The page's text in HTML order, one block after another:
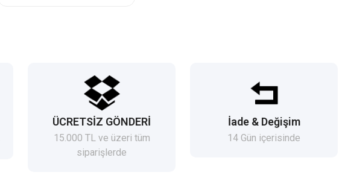
ÜCRETSİZ GÖNDERİ
15.000 TL ve üzeri tüm
siparişlerde
İade & Değişim
14 Gün içerisinde